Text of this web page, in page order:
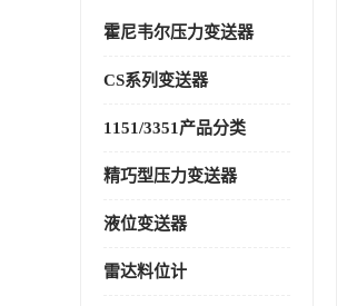
霍尼韦尔压力变送器
CS系列变送器
1151/3351产品分类
精巧型压力变送器
液位变送器
雷达料位计